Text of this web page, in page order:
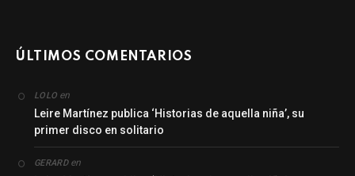
ÚLTIMOS COMENTARIOS
LOLO en
Leire Martínez publica ‘Historias de aquella niña’, su
primer disco en solitario
GERARDen